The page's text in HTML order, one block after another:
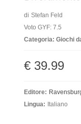
di Stefan Feld
Voto GYF: 7.5
Categoria: Giochi
€ 39.99
Editore:
Lingua: Italiano